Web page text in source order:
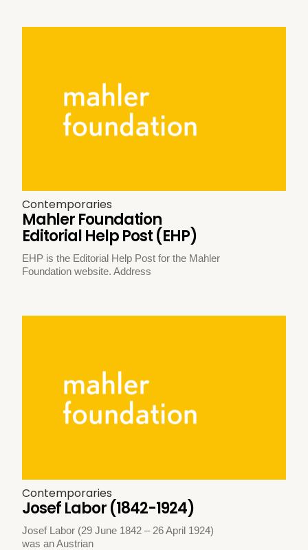
Contemporaries
Mahler Foundation
Editorial Help Post (EHP)
EHP is the Editorial Help Post for the Mahler
Foundation website. Address
Contemporaries
Josef Labor (1842-1924)
Josef Labor (29 June 1842 – 26 April 1924)
was an Austrian